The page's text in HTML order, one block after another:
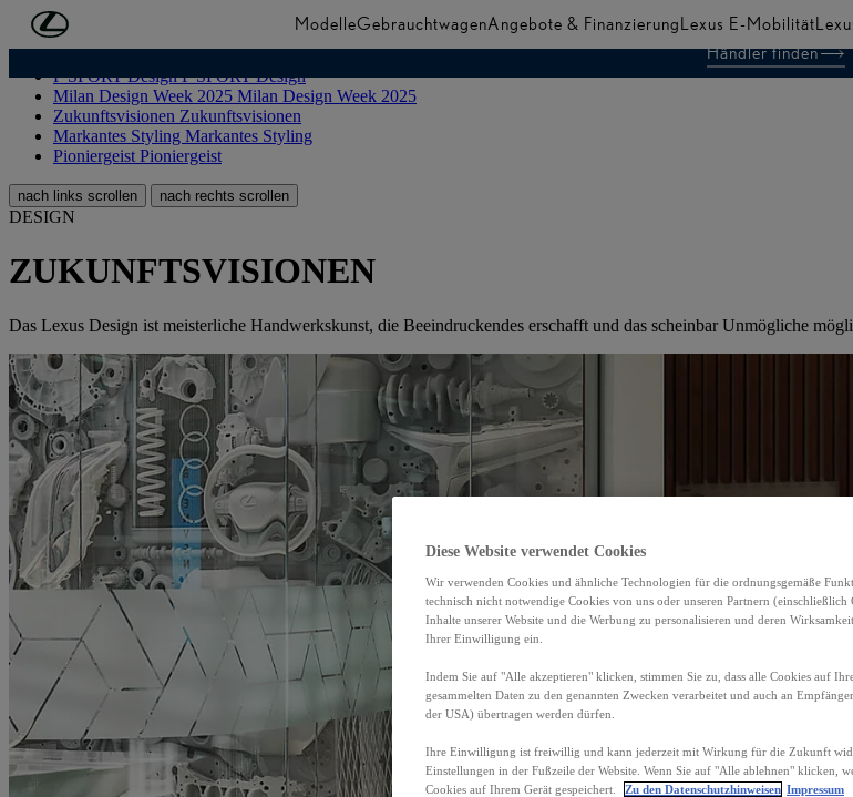
Zum Hauptinhalt springen (Eingabetaste drücken)
Händler finden
ModelleGebrauchtwagenAngebote & FinanzierungLexus E-Mobilität
F SPORT DesignF SPORT Design
Milan Design Week 2025 Milan Design Week 2025
Zukunftsvisionen Zukunftsvisionen
Markantes Styling Markantes Styling
Pioniergeist Pioniergeist
nach links scrollen nach rechts scrollen
DESIGN
ZUKUNFTSVISIONEN
Das Lexus Design ist meisterliche Handwerkskunst, die Beeindruckendes erschafft und das scheinbar Unmögliche
Diese Website verwendet Cookies
Wir verwenden Cookies und ähnliche Technologien für die ordnungsgemäße
technisch nicht notwendige Cookies von uns oder unseren Partnern
Inhalte unserer Website und die Werbung zu personalisieren und deren
Ihrer Einwilligung ein.
Indem Sie auf "Alle akzeptieren" klicken, stimmen Sie zu, dass alle Cookies auf
gesammelten Daten zu den genannten Zwecken verarbeitet und auch an
der USA) übertragen werden dürfen.
Ihre Einwilligung ist freiwillig und kann jederzeit mit Wirkung für die Zukunft
Einstellungen in der Fußzeile der Website. Wenn Sie auf "Alle ablehnen" klicken,
Cookies auf Ihrem Gerät gespeichert.
Zu den Datenschutzhinweisen Impressum